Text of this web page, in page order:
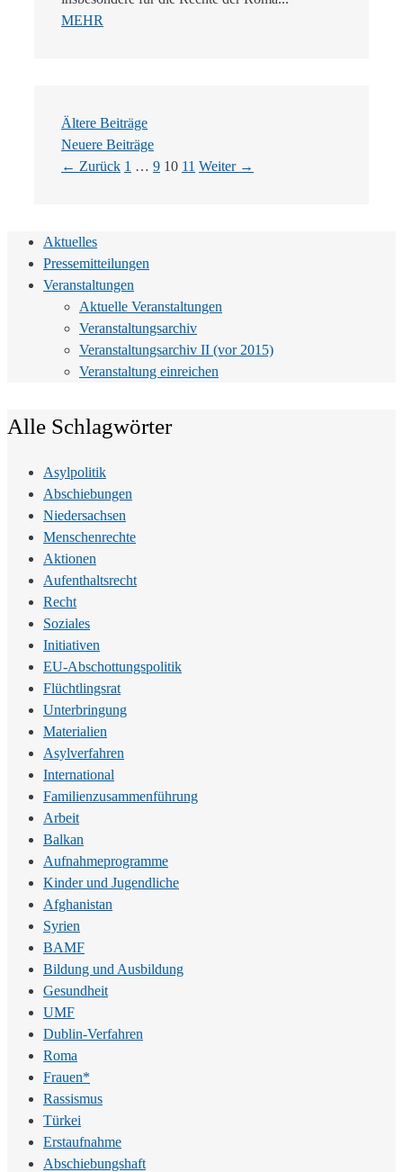
MEHR
Ältere Beiträge
Neuere Beiträge
← Zurück Seite
1 … Seite
9 Seite
10 Seite
11 Weiter →
Aktuelles
Pressemitteilungen
Veranstaltungen
Aktuelle Veranstaltungen
Veranstaltungsarchiv
Veranstaltungsarchiv II (vor 2015)
Veranstaltung einreichen
Alle Schlagwörter
Asylpolitik
Abschiebungen
Niedersachsen
Menschenrechte
Aktionen
Aufenthaltsrecht
Recht
Soziales
Initiativen
EU-Abschottungspolitik
Flüchtlingsrat
Unterbringung
Materialien
Asylverfahren
International
Familienzusammenführung
Arbeit
Balkan
Aufnahmeprogramme
Kinder und Jugendliche
Afghanistan
Syrien
BAMF
Bildung und Ausbildung
Gesundheit
UMF
Dublin-Verfahren
Roma
Frauen*
Rassismus
Türkei
Erstaufnahme
Abschiebungshaft